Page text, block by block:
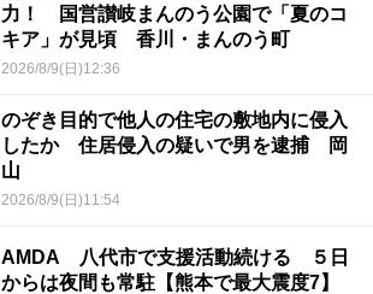
力！ 国営讃岐まんのう公園で「夏のコ
キア」が見頃 香川・まんのう町
2026/8/9(日)12:36
のぞき目的で他人の住宅の敷地内に侵入
したか 住居侵入の疑いで男を逮捕 岡
山
2026/8/9(日)11:54
AMDA 八代市で支援活動続ける ５日
からは夜間も常駐【熊本で最大震度7】